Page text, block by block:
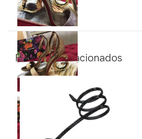
Produtos relacionados